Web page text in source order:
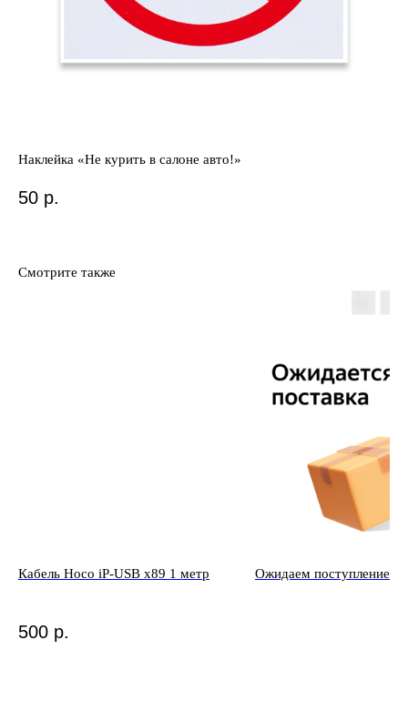
Наклейка «Не курить в салоне авто!»
50 р.
Смотрите также
Кабель Hoco iP-USB x89 1 метр
500 р.
Ожидаем поступление